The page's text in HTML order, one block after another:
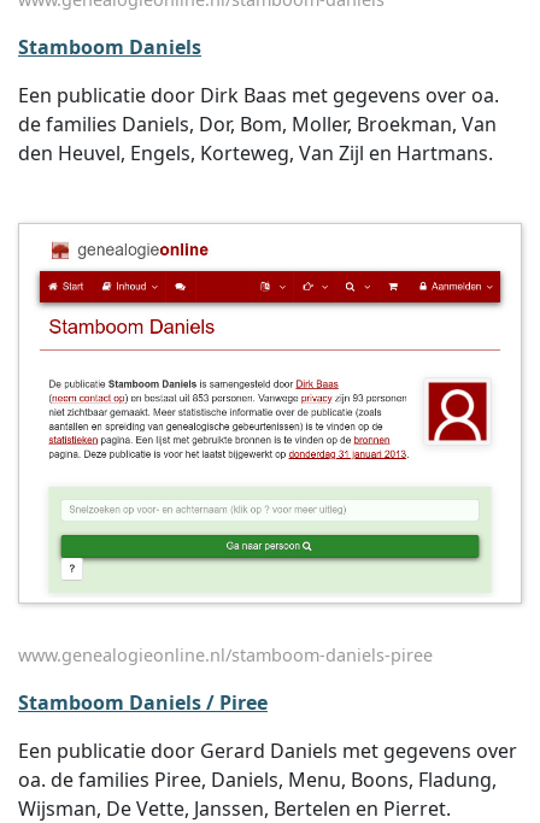
Stamboom Daniels
Een publicatie door Dirk Baas met gegevens over oa.
de families Daniels, Dor, Bom, Moller, Broekman, Van
den Heuvel, Engels, Korteweg, Van Zijl en Hartmans.
www.genealogieonline.nl/stamboom-daniels-piree
Stamboom Daniels / Piree
Een publicatie door Gerard Daniels met gegevens over
oa. de families Piree, Daniels, Menu, Boons, Fladung,
Wijsman, De Vette, Janssen, Bertelen en Pierret.